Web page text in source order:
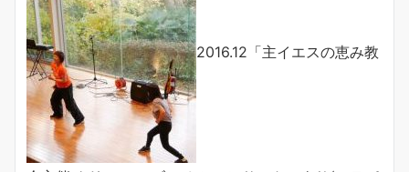
2016.12「主イエスの恵み教